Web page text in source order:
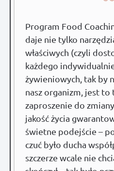
Program Food
daje nie tylko
właściwych (czyli
każdego
żywieniowych, tak by
nasz organizm, jest to
zaproszenie do
jakość życia
świetne podejście –
czuć było ducha
szczerze wcale nie